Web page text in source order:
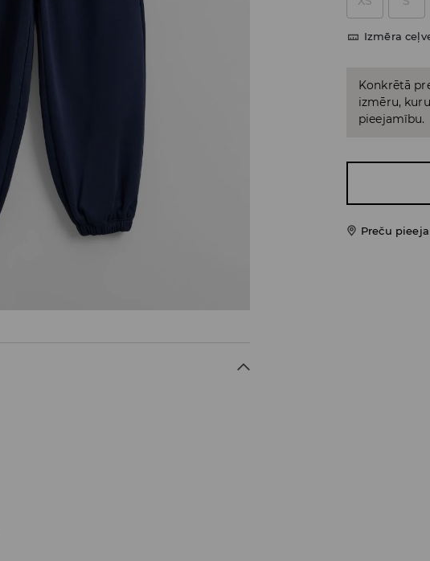
Izmēra
Konkrētā
izmēru,
pieejamību.
Preču